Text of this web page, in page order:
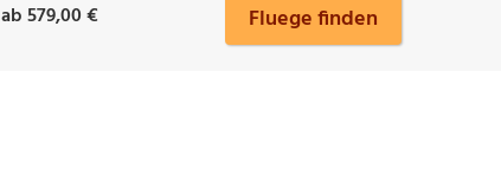
ab 579,00 € Fluege finden